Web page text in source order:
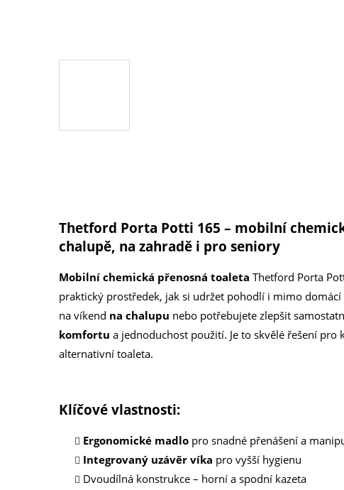
Thetford Porta Potti 165 – mobilní
chalupě, na zahradě i pro seniory
Mobilní chemická přenosná toaleta Thetford Porta
praktický prostředek, jak si udržet pohodlí i mimo
na víkend na chalupu nebo potřebujete zlepšit
komfortu a jednoduchost použití. Je to skvělé řešení pro
alternativní toaleta.
Klíčové vlastnosti:
Ergonomické madlo pro snadné přenášení a
Integrovaný uzávěr víka pro vyšší hygienu
Dvoudílná konstrukce – horní a spodní kazeta